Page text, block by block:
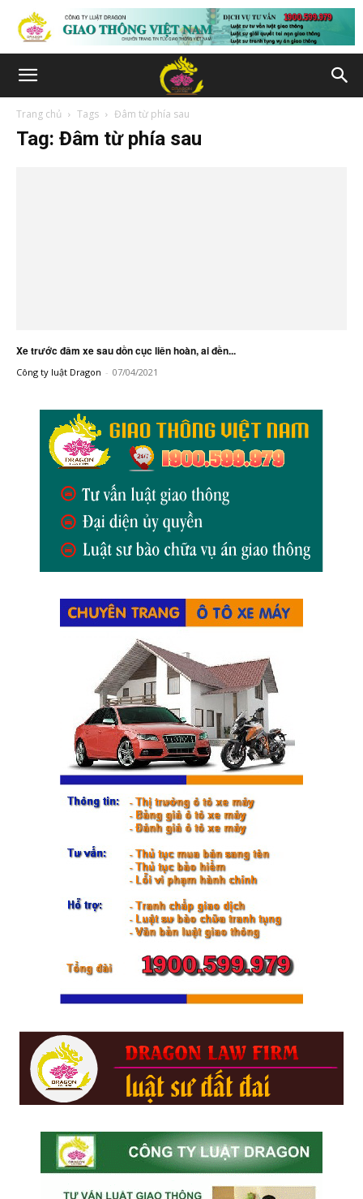
Trang chủ Tags Đâm từ phía sau
Tag: Đâm từ phía sau
Xe trước đâm xe sau dồn cục liên hoàn, ai đền...
Công ty luật Dragon - 07/04/2021